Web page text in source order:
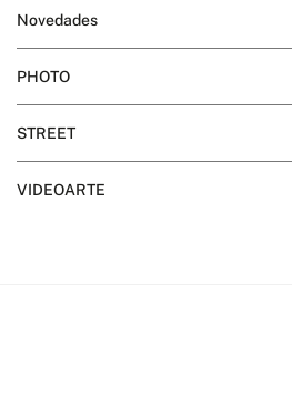
Novedades
PHOTO
STREET
VIDEOARTE